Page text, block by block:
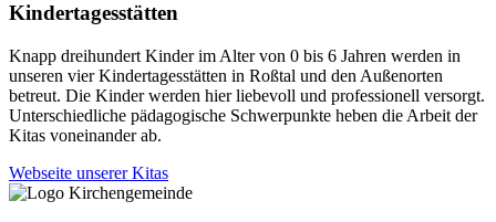
Kindertagesstätten
Knapp dreihundert Kinder im Alter von 0 bis 6 Jahren werden in
unseren vier Kindertagesstätten in Roßtal und den Außenorten
betreut. Die Kinder werden hier liebevoll und professionell versorgt.
Unterschiedliche pädagogische Schwerpunkte heben die Arbeit der
Kitas voneinander ab.
Webseite unserer Kitas